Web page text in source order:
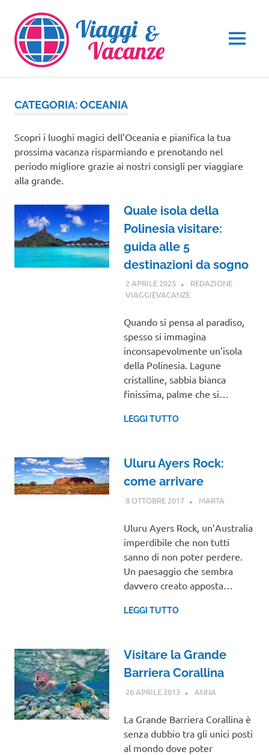
contenuto
MENU
CATEGORIA:OCEANIA
Scopri i luoghi magici dell’Oceania e pianifica la tua
prossima vacanza risparmiando e prenotando nel
periodo migliore grazie ai nostri consigli per viaggiare
alla grande.
Quale isola della
Polinesia visitare:
guida alle 5
destinazioni da sogno
2 APRILE 2025
REDAZIONE
VIAGGIEVACANZEOCEANIA
Quando si pensa al paradiso,
spesso si immagina
inconsapevolmente un’isola
della Polinesia. Lagune
cristalline, sabbia bianca
finissima, palme che si…
LEGGI TUTTO
Uluru Ayers Rock:
come arrivare
8 OTTOBRE 2017 MARTA
Uluru Ayers Rock, un’Australia
imperdibile che non tutti
sanno di non poter perdere.
Un paesaggio che sembra
davvero creato apposta…
LEGGI TUTTO
Visitare la Grande
Barriera Corallina
26 APRILE 2013 ANNA
La Grande Barriera Corallina è
senza dubbio tra gli unici posti
al mondo dove poter